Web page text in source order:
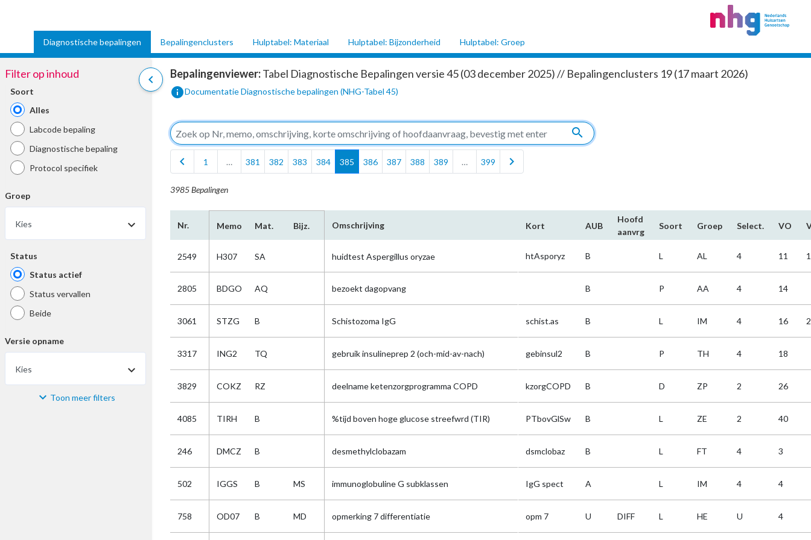
Diagnostische bepalingen Bepalingenclusters Hulptabel: Materiaal Hulptabel: Bijzonderheid Hulptabel: Groep
chevron_left
Filter op inhoud
Soort
Alles
Labcode bepaling
Diagnostische bepaling
Protocol specifiek
Groep
Kies
Status
Status actief
Status vervallen
Beide
Versie opname
Kies
Materiaal Toon meer filters
Bepalingenviewer:Tabel Diagnostische Bepalingen versie 45 (03 december 2025) // Bepalingenclusters 19 (17 maart 2026)
infoDocumentatie Diagnostische bepalingen (NHG-Tabel 45)
search
chevron_left
1 … 381 382 383 384 385 386 387 388 389 … 399 chevron_right
3985 Bepalingen
Nr. Memo Mat. Bijz. Omschrijving Kort AUB
Hoofd​
aanvrg
Soort Groep Select. VO
2549 H307 SA huidtest Aspergillus oryzae htAsporyz B L AL 4 11
2805 BDGO AQ bezoekt dagopvang B P AA 4 14
3061 STZG B Schistozoma IgG schist.as B L IM 4 16
3317 ING2 TQ gebruik insulineprep 2 (och-mid-av-nach) gebinsul2 B P TH 4 18
3829 COKZ RZ deelname ketenzorgprogramma COPD kzorgCOPD B D ZP 2 26
4085 TIRH B %tijd boven hoge glucose streefwrd (TIR) PTbovGlSw B L ZE 2 40
246 DMCZ B desmethylclobazam dsmclobaz B L FT 4 3
502 IGGS B MS immunoglobuline G subklassen IgG spect A L IM 4 4
758 OD07 B MD opmerking 7 differentiatie opm 7 U DIFF L HE U 4